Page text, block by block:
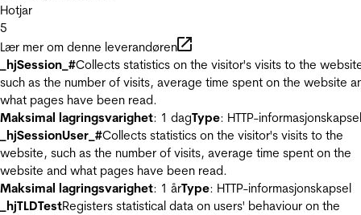
Hotjar
5
Lær mer om denne leverandøren
_hjSession_#Collects statistics on the visitor's visits to the
such as the number of visits, average time spent on the website
what pages have been read.
Maksimal lagringsvarighet: 1 dagType: HTTP-informasjonskapsel
_hjSessionUser_#Collects statistics on the visitor's visits to the
website, such as the number of visits, average time spent on the
website and what pages have been read.
Maksimal lagringsvarighet: 1 årType: HTTP-informasjonskapsel
_hjTLDTestRegisters statistical data on users' behaviour on the